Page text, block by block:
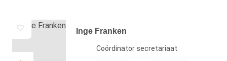
Inge Franken
FunctieCoördinator secretariaat